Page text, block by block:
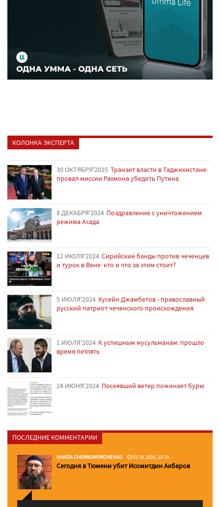
КОЛОНКА ЭКСПЕРТА
30 ОКТЯБРЯ'2025 Транзит власти в Таджикистане:
провал миссии Рахмона убедить Путина
8 ДЕКАБРЯ'2024 Поздравление с уничтожением
режима Асада
12 ИЮЛЯ'2024 Сирийские банды против чеченцев
и турок в Вене: кто и что за этим стоит?
5 ИЮЛЯ'2024 Хусейн Джамбетов - православный
русский патриот чеченского происхождения
1 ИЮЛЯ'2024 К успешным мусульманам: прошло
время петлять
24 ИЮНЯ'2024 Посеявший ветер пожинает бурю
ПОСЛЕДНИЕ КОММЕНТАРИИ
HAMZA CHERNOMORCHENKO 03.06.2026, 23:29
Сегодня в Тюмени убит Исомитдин Акбаров